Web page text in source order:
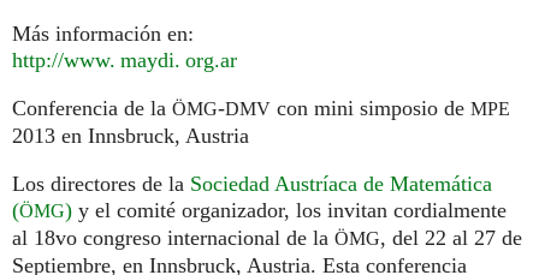
Más información en:
http://www. maydi. org.ar
Conferencia de la ÖMG-DMV con mini simposio de MPE
2013 en Innsbruck, Austria
Los directores de la Sociedad Austríaca de Matemática
(ÖMG) y el comité organizador, los invitan cordialmente
al 18vo congreso internacional de la ÖMG, del 22 al 27 de
Septiembre, en Innsbruck, Austria. Esta conferencia